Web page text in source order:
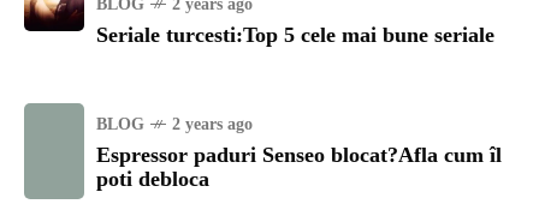
BLOG 2 years ago
Seriale turcesti:Top 5 cele mai bune seriale
BLOG 2 years ago
Espressor paduri Senseo blocat?Afla cum îl
poti debloca